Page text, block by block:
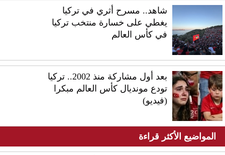
شاهد.. مسرح أثري في تركيا
يغطي على خسارة منتخب تركيا
في كأس العالم
بعد أول مشاركة منذ 2002.. تركيا
تودع مونديال كأس العالم مبكرا
(فيديو)
المواضيع الأكثر قراءة